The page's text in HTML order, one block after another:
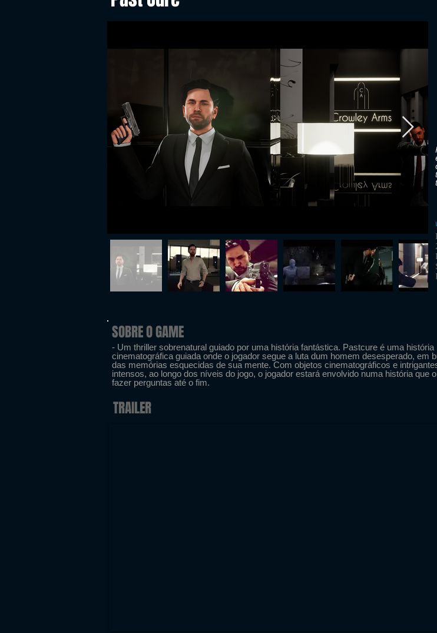
SOBRE O GAME
- Um thriller sobrenatural guiado por uma história fantástica. Pastcure é uma história
cinematográfica guiada onde o jogador segue a luta dum homem desesperado, em
das memórias esquecidas de sua mente. Com objetos cinematográficos e
intensos, ao longo dos níveis do jogo, o jogador estará envolvido numa história que
fazer perguntas até o fim.
TRAILER